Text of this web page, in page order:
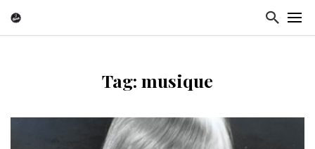
Tag: musique